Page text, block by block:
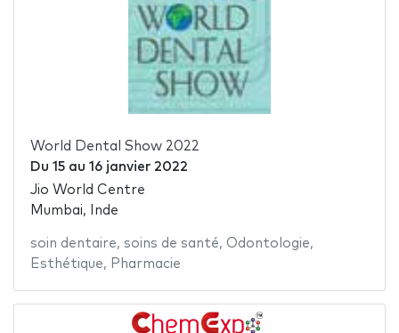
World Dental Show 2022
Du 15au 16 janvier 2022
Jio World Centre
Mumbai, Inde
soin dentaire, soins de santé, Odontologie,
Esthétique, Pharmacie